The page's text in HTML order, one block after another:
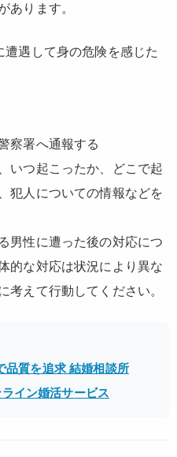
あります。
遇して身の危険を感じた
察署へ通報する
いつ起こったか、どこで起
犯人についての情報などを
男性に遭った後の対応につ
的な対応は状況により異な
考えて行動してください。
品質を追求 結婚相談所
イン婚活サービス